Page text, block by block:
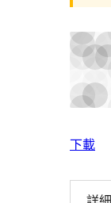
下載